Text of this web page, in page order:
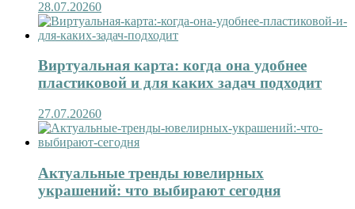
28.07.20260
Виртуальная карта: когда она удобнее
пластиковой и для каких задач подходит
27.07.20260
Актуальные тренды ювелирных
украшений: что выбирают сегодня